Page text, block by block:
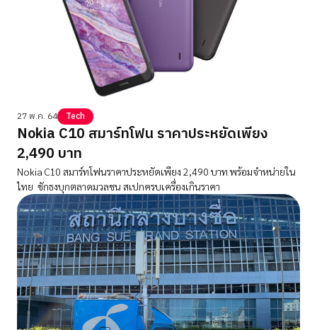
27 พ.ค. 64 Tech
Nokia C10 สมาร์ทโฟน ราคาประหยัดเพียง
2,490 บาท
Nokia C10 สมาร์ทโฟนราคาประหยัดเพียง 2,490 บาท พร้อมจำหน่ายใน
ไทย ชักธงบุกตลาดมวลชน สเปกครบเครื่องเกินราคา